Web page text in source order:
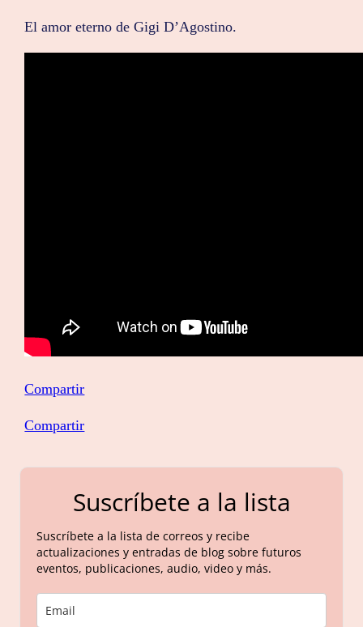
El amor eterno de Gigi D’Agostino.
Compartir
Compartir
Suscríbete a la lista
Suscríbete a la lista de correos y recibe
actualizaciones y entradas de blog sobre futuros
eventos, publicaciones, audio, video y más.